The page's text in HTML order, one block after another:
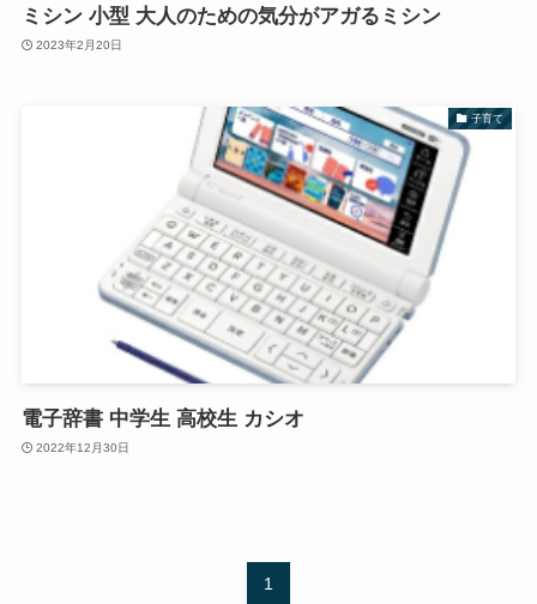
ミシン 小型 大人のための気分がアガるミシン
2023年2月20日
子育て
電子辞書 中学生 高校生 カシオ
2022年12月30日
1